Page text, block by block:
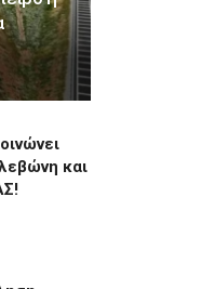
και